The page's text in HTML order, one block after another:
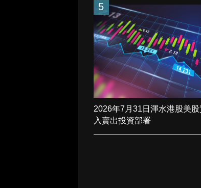
5
2026年7月31日渾水港股美
入賣出投資部署